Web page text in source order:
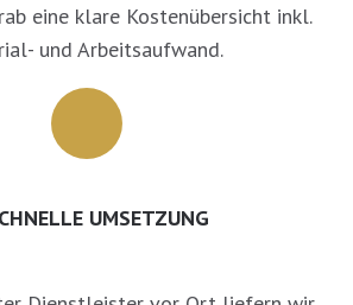
eine klare Kostenübersicht inkl.
und Arbeitsaufwand.
UMSETZUNG